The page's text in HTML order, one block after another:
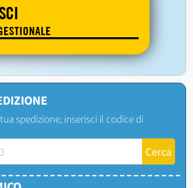
spedizione, inserisci il codice di